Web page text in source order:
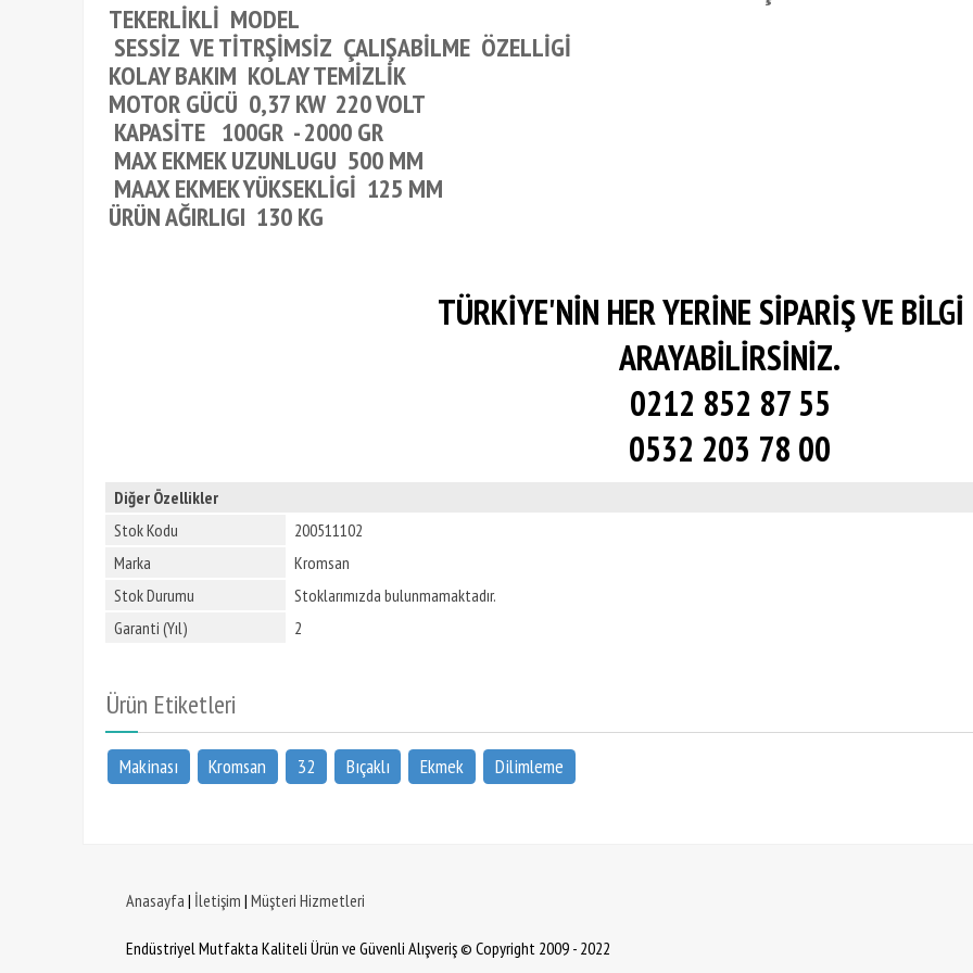
TEKERLİKLİ MODEL
SESSİZ VE TİTRŞİMSİZ ÇALIŞABİLME ÖZELLİGİ
KOLAY BAKIM KOLAY TEMİZLİK
MOTOR GÜCÜ 0,37 KW 220 VOLT
KAPASİTE 100GR - 2000 GR
MAX EKMEK UZUNLUGU 500 MM
MAAX EKMEK YÜKSEKLİGİ 125 MM
ÜRÜN AĞIRLIGI 130 KG
TÜRKİYE'NİN HER YERİNE SİPARİŞ VE
ARAYABİLİRSİNİZ.
0212 852 87 55
0532 203 78 00
Diğer Özellikler
Stok Kodu
200511102
Marka
Kromsan
Stok Durumu
Stoklarımızda bulunmamaktadır.
Garanti (Yıl)
2
Ürün Etiketleri
Makinası Kromsan 32 Bıçaklı Ekmek Dilimleme
Anasayfa | İletişim | Müşteri Hizmetleri
Endüstriyel Mutfakta Kaliteli Ürün ve Güvenli Alışveriş © Copyright 2009 - 2022